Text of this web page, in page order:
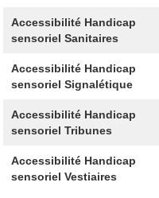
Accessibilité Handicap
sensoriel Sanitaires
Accessibilité Handicap
sensoriel Signalétique
Accessibilité Handicap
sensoriel Tribunes
Accessibilité Handicap
sensoriel Vestiaires